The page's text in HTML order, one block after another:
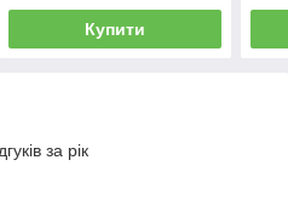
Купити
за рік